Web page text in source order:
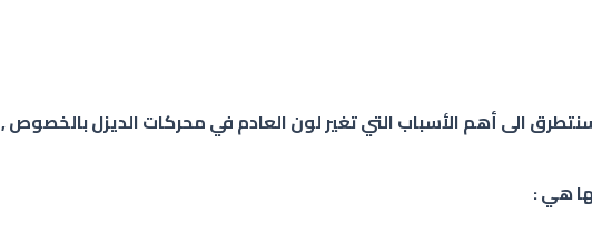
الى أهم الأسباب التي تغير لون العادم في محركات الديزل بالخصوص ,
هي :